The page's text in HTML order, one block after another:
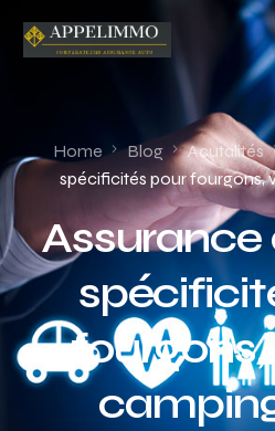
Home Blog Acutalités
spécificités pour fourgons,
Assurance